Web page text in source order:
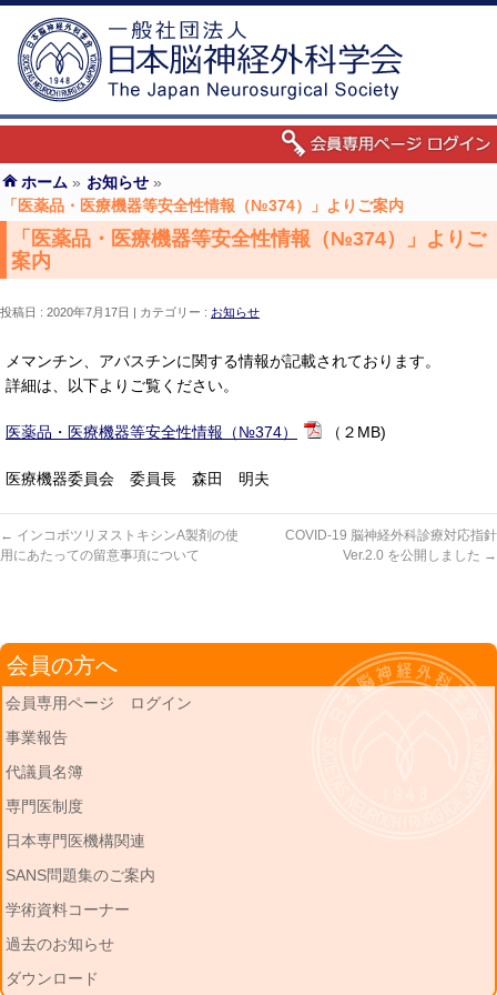
ホーム » お知らせ »
「医薬品・医療機器等安全性情報（№374）」よりご案内
「医薬品・医療機器等安全性情報（№374）」よりご
案内
投稿日 : 2020年7月17日 カテゴリー : お知らせ
メマンチン、アバスチンに関する情報が記載されております。
詳細は、以下よりご覧ください。
医薬品・医療機器等安全性情報（№374） （２MB)
医療機器委員会 委員長 森田 明夫
← インコボツリヌストキシンA製剤の使
用にあたっての留意事項について
COVID-19 脳神経外科診療対応指針
Ver.2.0 を公開しました →
会員の方へ
会員専用ページ ログイン
事業報告
代議員名簿
専門医制度
日本専門医機構関連
SANS問題集のご案内
学術資料コーナー
過去のお知らせ
ダウンロード